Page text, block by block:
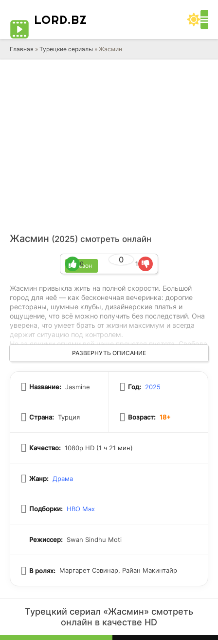
LORD.BZ
Главная » Турецкие сериалы » Жасмин
Жасмин (2025) смотреть онлайн
1 сезон
0
0 1
Жасмин привыкла жить на полной скорости. Большой
город для неё — как бесконечная вечеринка: дорогие
рестораны, шумные клубы, дизайнерские платья и
ощущение, что всё можно получить без последствий. Она
уверена, что умеет брать от жизни максимум и всегда
держит ситуацию под контролем.
Но за яркими огнями всё чаще прячется пустота. Свобода
начинает кружить голову, а азарт легко превращается в
опасную привычку. С каждым новым приключением риск
саморазрушение. Она стоит на тонкой грани и начинает
РАЗВЕРНУТЬ ОПИСАНИЕ
Название: Jasmine
Страна: Турция
Год: 2025
Возраст: 18+
Качество: 1080p HD (1 ч 21 мин)
Жанр: Драма
Подборки: HBO Max
Режиссер: Swan Sindhu Moti
В ролях: Маргарет Сэвинар, Райан Макинтайр
Турецкий сериал «Жасмин» смотреть
онлайн в качестве HD